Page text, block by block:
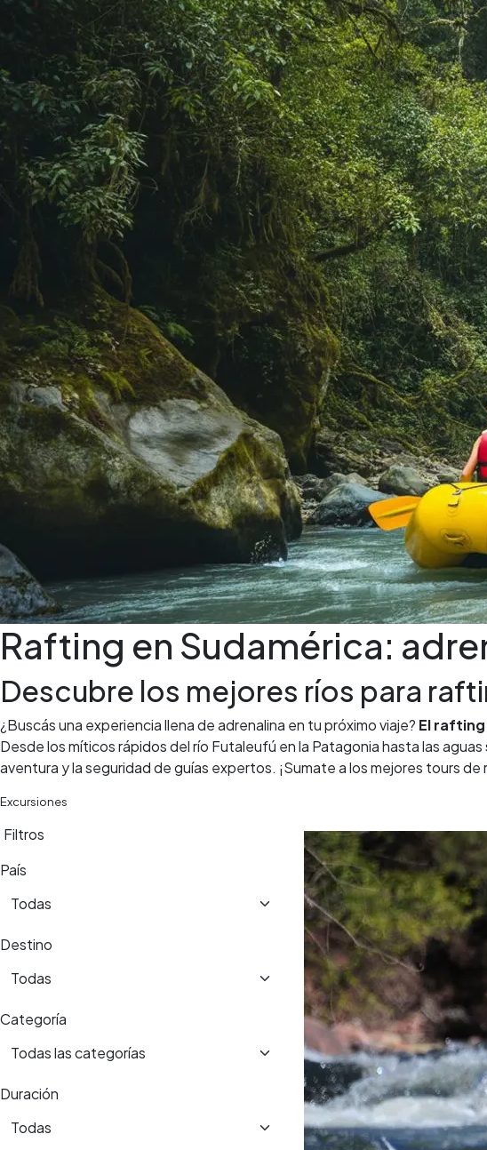
Rafting en Sudamérica:
Descubre los mejores ríos para
¿Buscás una experiencia llena de adrenalina en tu próximo viaje? El rafting
Desde los míticos rápidos del río Futaleufú en la Patagonia hasta las
aventura y la seguridad de guías expertos. ¡Sumate a los mejores tours
Excursiones
Filtros
País
Destino
Categoría
Duración